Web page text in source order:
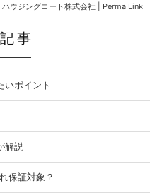
ハウジングコート株式会社 Perma Link
事
いポイント
解説
保証対象？